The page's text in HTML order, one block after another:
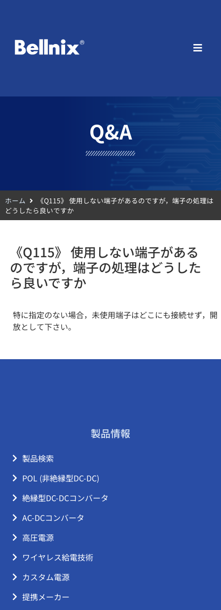
Q&A
ホーム
《Q115》 使用しない端子があるのですが，端子の処理は
どうしたら良いですか
《Q115》 使用しない端子がある
のですが，端子の処理はどうした
ら良いですか
特に指定のない場合，未使用端子はどこにも接続せず，開
放として下さい。
製品情報
製品検索
POL (非絶縁型DC-DC)
絶縁型DC-DCコンバータ
AC-DCコンバータ
高圧電源
ワイヤレス給電技術
カスタム電源
提携メーカー